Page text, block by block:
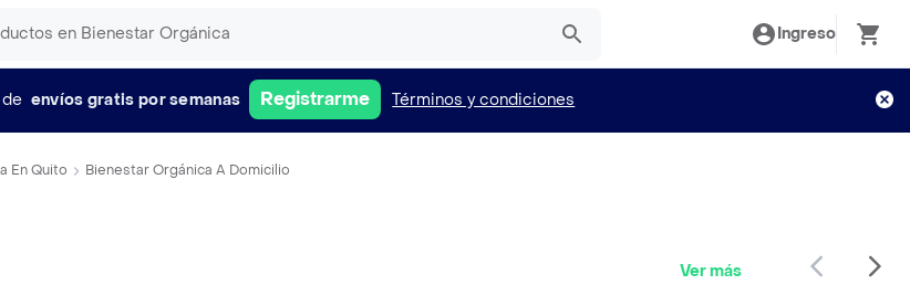
Ingreso
envíos gratis por semanas Registrarme Términos y condiciones
En Quito Bienestar Orgánica A Domicilio
Ver más